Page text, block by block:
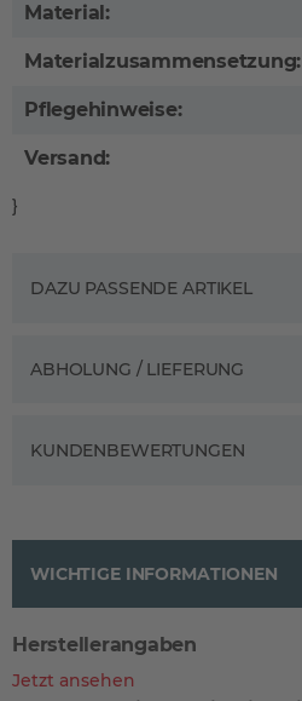
Material:
Materialzusammensetzung:
Pflegehinweise:
Versand:
}
DAZU PASSENDE ARTIKEL
ABHOLUNG / LIEFERUNG
KUNDENBEWERTUNGEN
WICHTIGE INFORMATIONEN
Herstellerangaben
Jetzt ansehen